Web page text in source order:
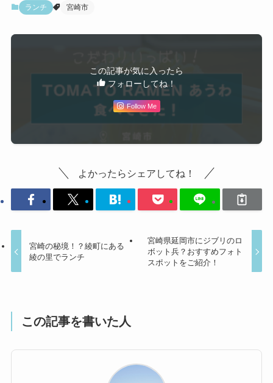
ランチ 宮崎市
この記事が気に入ったら
フォローしてね！
Follow Me
よかったらシェアしてね！
宮崎の秘境！？綾町にある
綾の里でランチ
宮崎県延岡市にジブリのロ
ボット兵？おすすめフォト
スポットをご紹介！
この記事を書いた人